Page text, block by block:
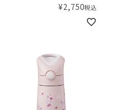
¥2,750税込